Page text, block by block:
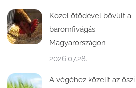
Közel ötödével bővült a
baromfivágás
Magyarországon
2026.07.28.
A végéhez közelít az őszi